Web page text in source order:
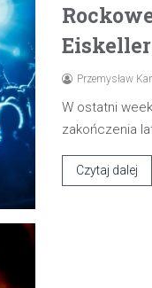
Przemysław
W ostatni
zakończenia
Czytaj dalej